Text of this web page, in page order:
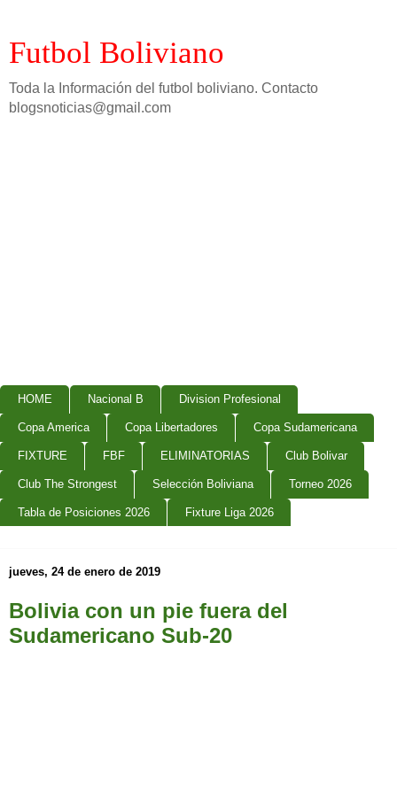
Futbol Boliviano
Toda la Información del futbol boliviano. Contacto
blogsnoticias@gmail.com
HOME Nacional B Division Profesional
Copa America Copa Libertadores Copa Sudamericana
FIXTURE FBF ELIMINATORIAS Club Bolivar
Club The Strongest Selección Boliviana Torneo 2026
Tabla de Posiciones 2026 Fixture Liga 2026
jueves, 24 de enero de 2019
Bolivia con un pie fuera del
Sudamericano Sub-20